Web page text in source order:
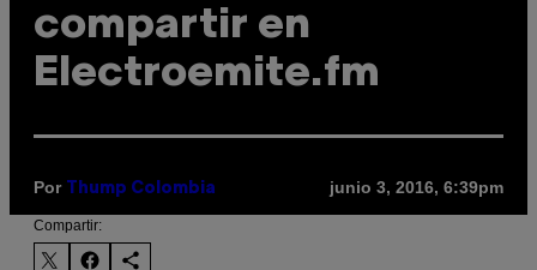
compartir en
Electroemite.fm
Por Thump Colombia junio 3, 2016, 6:39pm
Compartir: